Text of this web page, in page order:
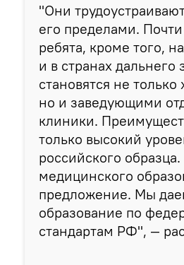
"Они
его пределами.
ребята, кроме того,
и в странах
становятся не
но и заведующими
клиники.
только высокий
российского
медицинского
предложение. Мы
образование по
стандартам РФ", —